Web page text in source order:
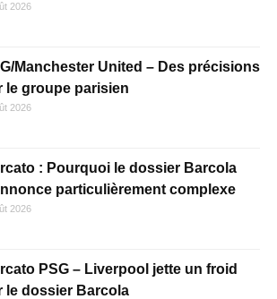
2026
Manchester United – Des précisions
le groupe parisien
2026
: Pourquoi le dossier Barcola
particulièrement complexe
2026
PSG – Liverpool jette un froid
le dossier Barcola